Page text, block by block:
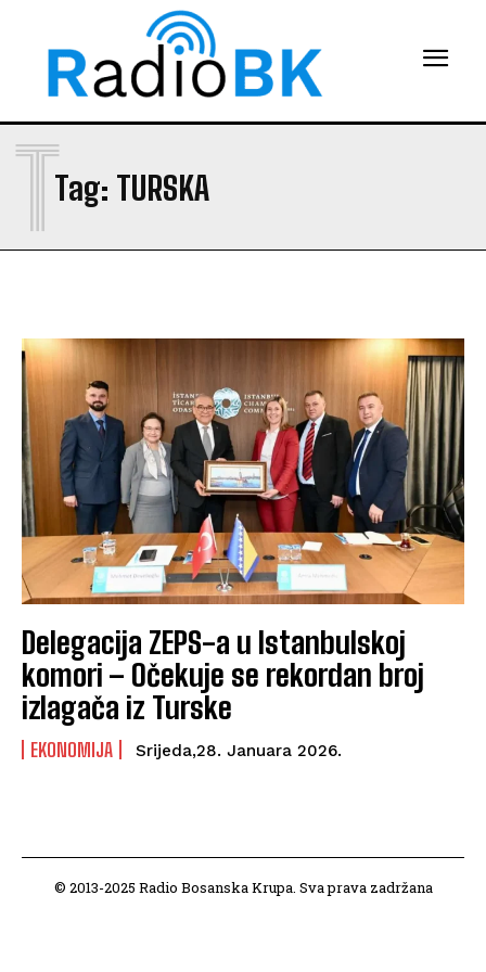
Tag: TURSKA
T
Delegacija ZEPS-a u Istanbulskoj
komori – Očekuje se rekordan broj
izlagača iz Turske
EKONOMIJA Srijeda,28. Januara 2026.
© 2013-2025 Radio Bosanska Krupa. Sva prava zadržana